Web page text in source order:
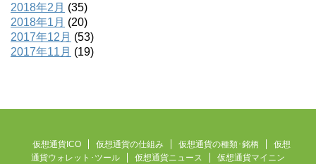
2018年2月 (35)
2018年1月 (20)
2017年12月 (53)
2017年11月 (19)
仮想通貨ICO 仮想通貨の仕組み 仮想通貨の種類･銘柄
仮想
通貨ウォレット･ツール
仮想通貨ニュース
仮想通貨マイニン